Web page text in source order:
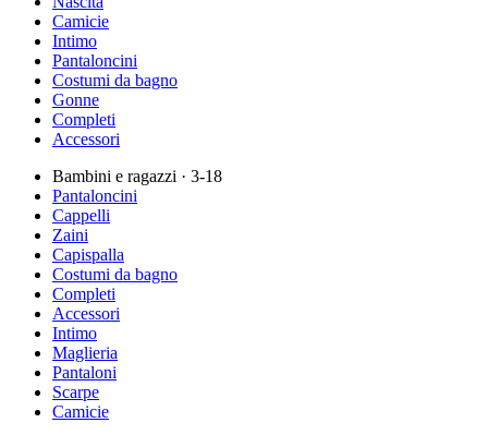
Camicie
Intimo
Pantaloncini
Costumi da bagno
Gonne
Completi
Accessori
Bambini e ragazzi · 3-18
Pantaloncini
Cappelli
Zaini
Capispalla
Costumi da bagno
Completi
Accessori
Intimo
Maglieria
Pantaloni
Scarpe
Camicie